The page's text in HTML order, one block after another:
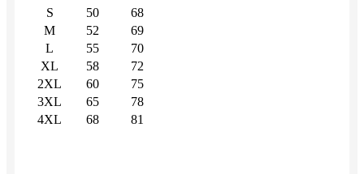
S
50
68
M
52
69
L
55
70
XL
58
72
2XL
60
75
3XL
65
78
4XL
68 81